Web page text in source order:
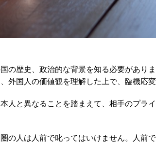
の歴史、政治的な背景を知る必要があり
外国人の価値観を理解した上で、臨機応
人と異なることを踏まえて、相手のプラ
の人は人前で叱ってはいけません。人前